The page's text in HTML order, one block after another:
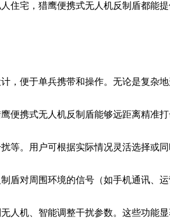
住宅，猎鹰便携式无人机反制盾都能提
，便于单兵携带和操作。无论是复杂
便携式无人机反制盾能够远距离精准
等。用户可根据实际情况灵活选择或
盾对周围环境的信号（如手机通讯、
人机、智能调整干扰参数。这些功能